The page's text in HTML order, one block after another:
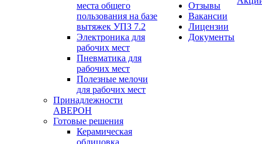
места общего
пользования на базе
вытяжек УПЗ 7.2
Электроника для
рабочих мест
Пневматика для
рабочих мест
Полезные мелочи
для рабочих мест
Принадлежности
АВЕРОН
Готовые решения
Керамическая
облицовка
Отзывы
Вакансии
Лицензии
Документы